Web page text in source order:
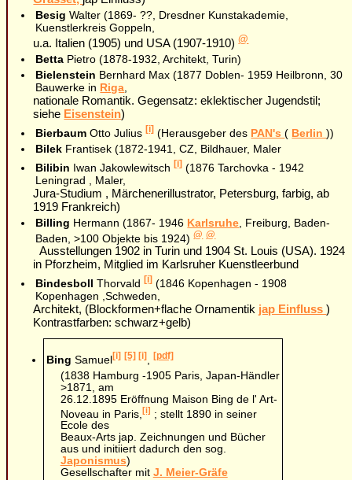
BesigWalter (1869- ??, Dresdner Kunstakademie,
Kuenstlerkreis Goppeln,
u.a. Italien (1905) und USA (1907-1910)@
Betta Pietro (1878-1932, Architekt, Turin)
Bielenstein Bernhard Max (1877 Doblen- 1959 Heilbronn, 30
Bauwerke in Riga
nationale Romantik. Gegensatz: eklektischer Jugendstil;
siehe Eisenstein)
BierbaumOtto Julius[i] (Herausgeber des PAN's( Berlin))
Bilek Frantisek (1872-1941, CZ, Bildhauer, Maler
Bilibin Iwan Jakowlewitsch[i] (1876 Tarchovka - 1942
Leningrad , Maler,
Jura-Studium , Märchenerillustrator, Petersburg, farbig, ab
1919 Frankreich)
Billing Hermann (1867- 1946 Karlsruhe , Freiburg, Baden-
Baden, >100 Objekte bis 1924)@ @
Ausstellungen 1902 in Turin und 1904 St. Louis (USA). 1924
in Pforzheim, Mitglied im Karlsruher Kuenstleerbund
BindesbollThorvald[i] (1846 Kopenhagen - 1908
Kopenhagen ,Schweden,
Architekt, (Blockformen+flache Ornamentik jap Einfluss)
Kontrastfarben: schwarz+gelb)
Bing Samuel[i] [5] [i], [pdf]
(1838 Hamburg -1905 Paris, Japan-Händler
>1871, am
26.12.1895 Eröffnung Maison Bing de l' Art-
Noveau in Paris, [i] ; stellt 1890 in seiner
Ecole des
Beaux-Arts jap. Zeichnungen und Bücher
aus und initiiert dadurch den sog.
Japonismus)
Gesellschafter mit J. Meier-Gräfe